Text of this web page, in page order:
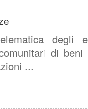
degli
di
...